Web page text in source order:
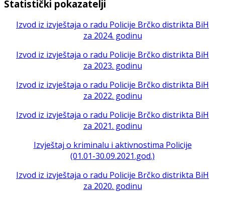
Statistički pokazatelji
Izvod iz izvještaja o radu Policije Brčko distrikta BiH
za 2024. godinu
Izvod iz izvještaja o radu Policije Brčko distrikta BiH
za 2023. godinu
Izvod iz izvještaja o radu Policije Brčko distrikta BiH
za 2022. godinu
Izvod iz izvještaja o radu Policije Brčko distrikta BiH
za 2021. godinu
Izvještaj o kriminalu i aktivnostima Policije
(01.01-30.09.2021.god.)
Izvod iz izvještaja o radu Policije Brčko distrikta BiH
za 2020. godinu